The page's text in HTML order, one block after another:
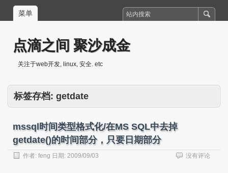
菜单
点滴之间 聚沙成金
关注于web开发, linux, 安全. etc
标签存档: getdate
mssql时间类型格式化/在MS SQL中去掉
getdate()的时间部分，只要日期部分
作者: feng 日期: 2009/09/03 没有评论